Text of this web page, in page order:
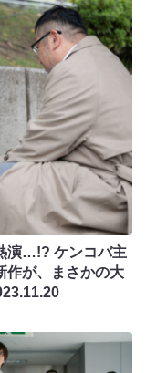
演…!? ケンコバ主
作が、まさかの大